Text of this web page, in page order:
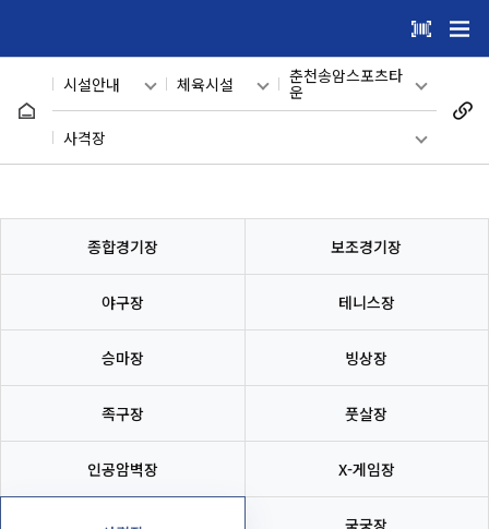
너
뛰
메
뉴
시설안내
메인
온라인 예약
이용자마당
체육시설
반다비국민체
춘천송암스포츠타
운
춘천송암스포츠타운
의암생활체육공원
삼천동하키장
호반테니스장
사격장
보조경기장
야구장
테니스장
족구장
종합경기장 보조경기장
야구장 테니스장
승마장 빙상장
족구장 풋살장
인공암벽장 X-게임장
국궁장